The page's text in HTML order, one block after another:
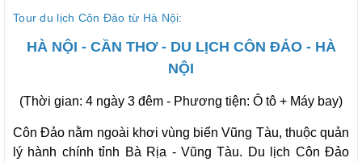
Tour du lịch Côn Đảo từ Hà Nội:
HÀ NỘI - CẦN THƠ - DU LỊCH CÔN ĐẢO - HÀ
NỘI
(Thời gian: 4 ngày 3 đêm - Phương tiện: Ô tô + Máy bay)
Côn Đảo nằm ngoài khơi vùng biển Vũng Tàu, thuộc quản
lý hành chính tỉnh Bà Rịa - Vũng Tàu. Du lịch Côn Đảo